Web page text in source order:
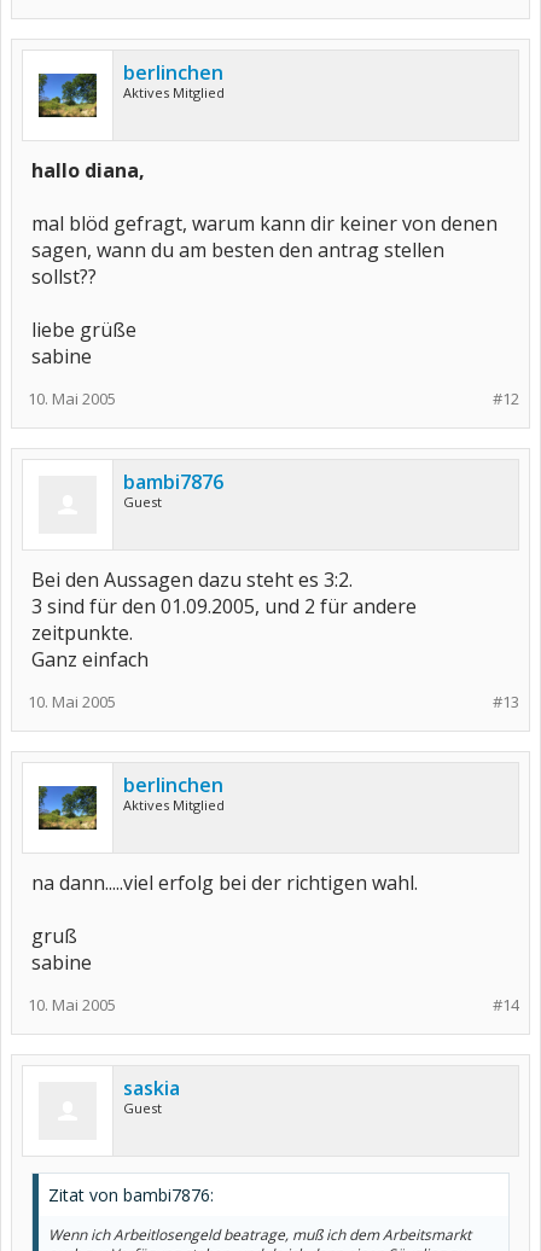
berlinchen
Aktives Mitglied
hallo diana,
mal blöd gefragt, warum kann dir keiner von denen
sagen, wann du am besten den antrag stellen
sollst??
liebe grüße
sabine
#12
10. Mai 2005
bambi7876
Guest
Bei den Aussagen dazu steht es 3:2.
3 sind für den 01.09.2005, und 2 für andere
zeitpunkte.
Ganz einfach
#13
10. Mai 2005
berlinchen
Aktives Mitglied
na dann.....viel erfolg bei der richtigen wahl.
gruß
sabine
#14
10. Mai 2005
saskia
Guest
Zitat von bambi7876:
Wenn ich Arbeitlosengeld beatrage, muß ich dem Arbeitsmarkt